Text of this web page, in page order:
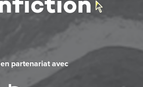
en partenariat avec